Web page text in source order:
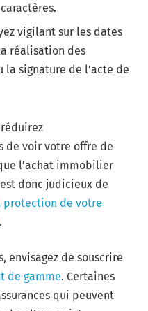
vigilant sur les dates
réalisation des
la signature de l’acte de
réduirez
de voir votre offre de
l’achat immobilier
donc judicieux de
protection de votre
.
envisagez de souscrire
de gamme. Certaines
qui peuvent